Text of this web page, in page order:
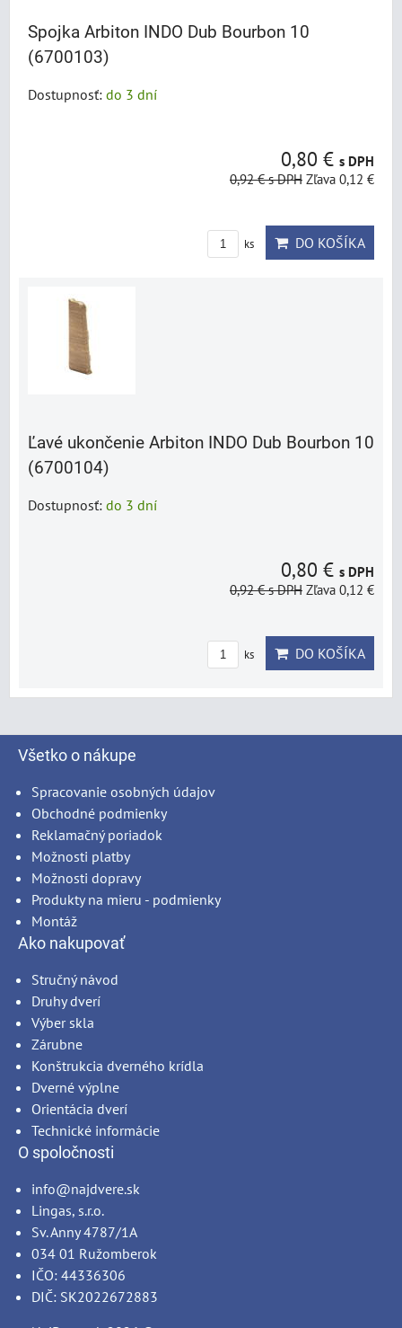
Spojka Arbiton INDO Dub Bourbon 10
(6700103)
Dostupnosť: do 3 dní
0,80 € s DPH
0,92 €s DPH Zľava 0,12 €
ks DO KOŠÍKA
Ľavé ukončenie Arbiton INDO Dub Bourbon 10
(6700104)
Dostupnosť: do 3 dní
0,80 € s DPH
0,92 €s DPH Zľava 0,12 €
ks DO KOŠÍKA
Všetko o nákupe
Spracovanie osobných údajov
Obchodné podmienky
Reklamačný poriadok
Možnosti platby
Možnosti dopravy
Produkty na mieru - podmienky
Montáž
Ako nakupovať
Stručný návod
Druhy dverí
Výber skla
Zárubne
Konštrukcia dverného krídla
Dverné výplne
Orientácia dverí
Technické informácie
O spoločnosti
info@najdvere.sk
Lingas, s.r.o.
Sv. Anny 4787/1A
034 01 Ružomberok
IČO: 44336306
DIČ: SK2022672883